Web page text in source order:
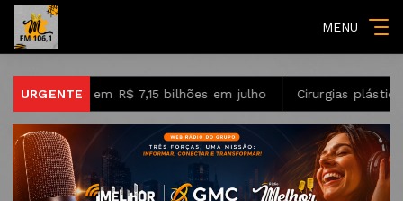
MENU
URGENTE
em R$ 7,15 bilhões em julho Cirurgias plásticas de